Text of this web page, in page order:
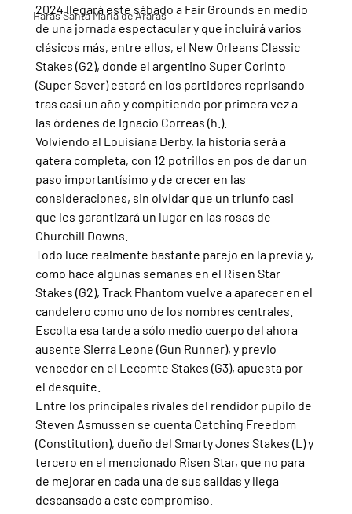
Haras Santa Maria de Araras
2024 llegará este sábado a Fair Grounds en medio
de una jornada espectacular y que incluirá varios
clásicos más, entre ellos, el New Orleans Classic
Stakes (G2), donde el argentino Super Corinto
(Super Saver) estará en los partidores reprisando
tras casi un año y compitiendo por primera vez a
las órdenes de Ignacio Correas (h.).
Volviendo al Louisiana Derby, la historia será a
gatera completa, con 12 potrillos en pos de dar un
paso importantísimo y de crecer en las
consideraciones, sin olvidar que un triunfo casi
que les garantizará un lugar en las rosas de
Churchill Downs.
Todo luce realmente bastante parejo en la previa y,
como hace algunas semanas en el Risen Star
Stakes (G2), Track Phantom vuelve a aparecer en el
candelero como uno de los nombres centrales.
Escolta esa tarde a sólo medio cuerpo del ahora
ausente Sierra Leone (Gun Runner), y previo
vencedor en el Lecomte Stakes (G3), apuesta por
el desquite.
Entre los principales rivales del rendidor pupilo de
Steven Asmussen se cuenta Catching Freedom
(Constitution), dueño del Smarty Jones Stakes (L) y
tercero en el mencionado Risen Star, que no para
de mejorar en cada una de sus salidas y llega
descansado a este compromiso.